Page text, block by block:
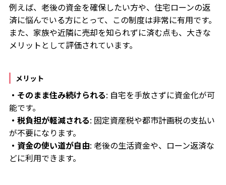
例えば、老後の資金を確保したい方や、住宅ローンの返
済に悩んでいる方にとって、この制度は非常に有用です。
また、家族や近隣に売却を知られずに済む点も、大きな
メリットとして評価されています。
メリット
・そのまま住み続けられる: 自宅を手放さずに資金化が可
能です。
・税負担が軽減される: 固定資産税や都市計画税の支払い
が不要になります。
・資金の使い道が自由: 老後の生活資金や、ローン返済な
どに利用できます。